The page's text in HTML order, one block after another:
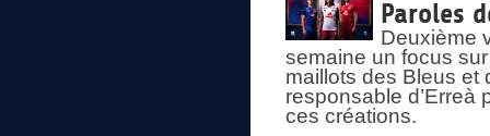
Paroles
Deuxième
semaine un focus
maillots des Bleus et
responsable d’Erreà
ces créations.